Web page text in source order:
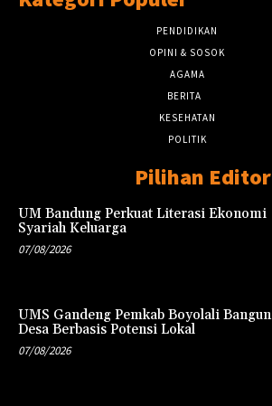
PENDIDIKAN
OPINI & SOSOK
AGAMA
BERITA
KESEHATAN
POLITIK
Pilihan Editor
UM Bandung Perkuat Literasi Ekonomi
Syariah Keluarga
07/08/2026
UMS Gandeng Pemkab Boyolali Bangun
Desa Berbasis Potensi Lokal
07/08/2026